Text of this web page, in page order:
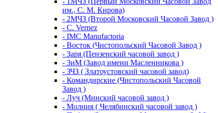
им., С. М. Кирова)
- 2МЧЗ (Второй Московский Часовой Завод )
- C. Vernez
- IMC Manufactoria
- Восток (Чистопольский Часовой Завод )
- Заря (Пензенский часовой завод )
- ЗиМ (Завод имени Масленникова )
- ЗЧЗ ( Златоустовский часовой завод)
- Командирские (Чистопольский Часовой
Завод )
- Луч (Минский часовой завод )
- Молния ( Челябинский часовой завод )